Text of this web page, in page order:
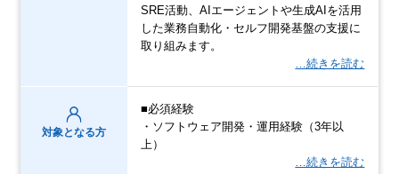
SRE活動、AIエージェントや生成AIを活用
した業務自動化・セルフ開発基盤の支援に
取り組みます。
…続きを読む
対象となる方
■必須経験
・ソフトウェア開発・運用経験（3年以
上）
…続きを読む